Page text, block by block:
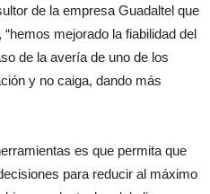
de la empresa Guadaltel que
mejorado la fiabilidad del
de la avería de uno de los
y no caiga, dando más
es que permita que
para reducir al máximo